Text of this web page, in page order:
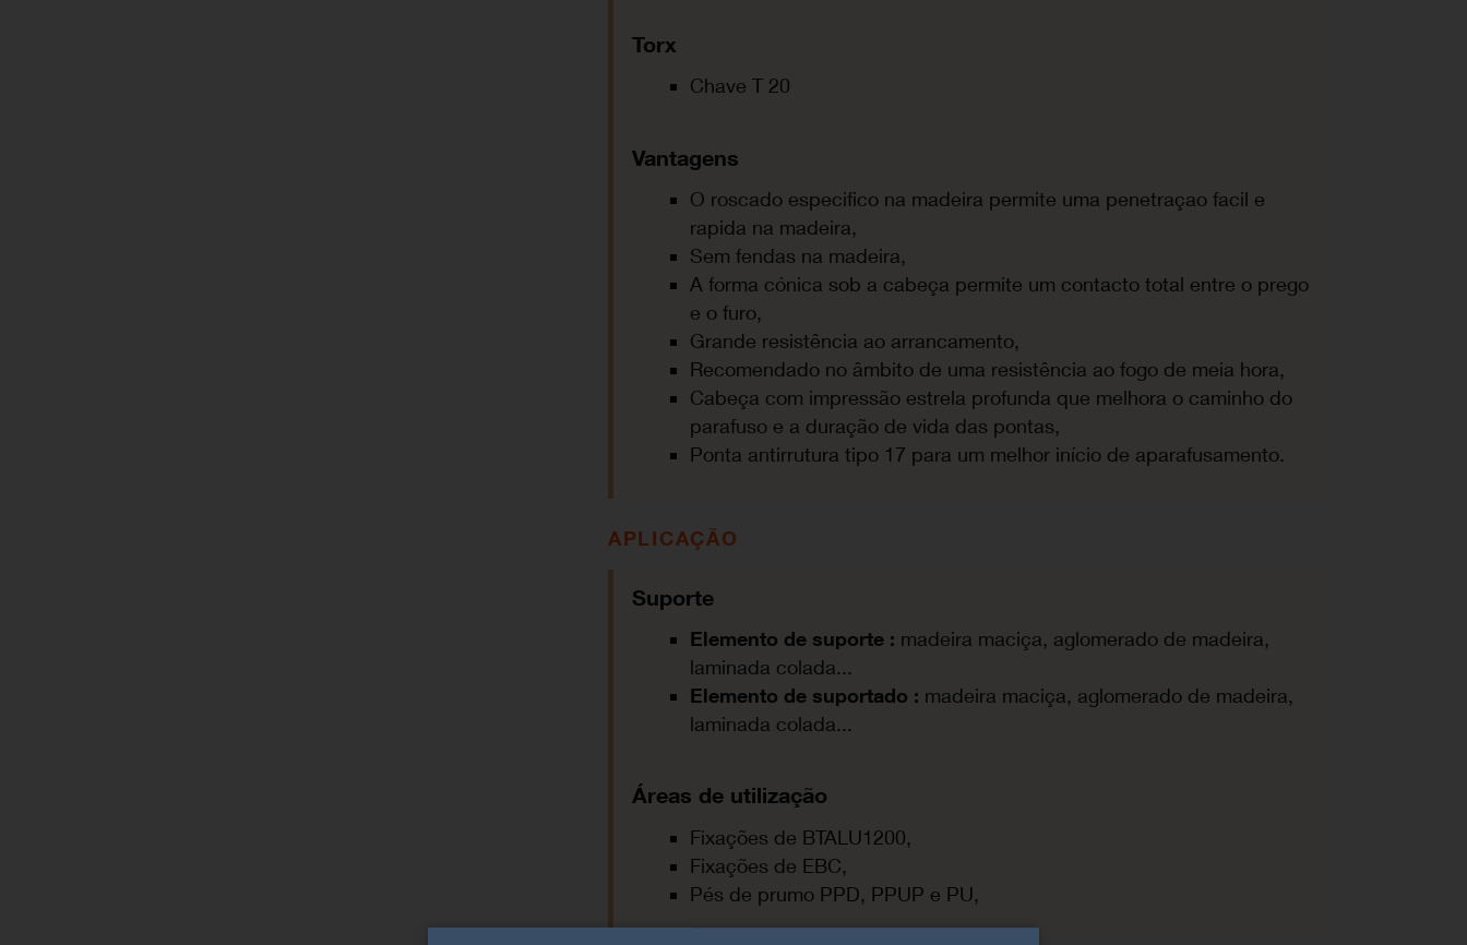
Torx
Chave T 20
Vantagens
O roscado especifico na madeira permite uma penetraçao facil e
rapida na madeira,
Sem fendas na madeira,
A forma cónica sob a cabeça permite um contacto total entre o prego
e o furo,
Grande resistência ao arrancamento,
Recomendado no âmbito de uma resistência ao fogo de meia hora,
Cabeça com impressão estrela profunda que melhora o caminho do
parafuso e a duração de vida das pontas,
Ponta antirrutura tipo 17 para um melhor início de aparafusamento.
APLICAÇÃO
Suporte
Elemento de suporte : madeira maciça, aglomerado de madeira,
laminada colada...
Elemento de suportado : madeira maciça, aglomerado de madeira,
laminada colada...
Áreas de utilização
Fixações de BTALU1200,
Fixações de EBC,
Pés de prumo PPD, PPUP e PU,